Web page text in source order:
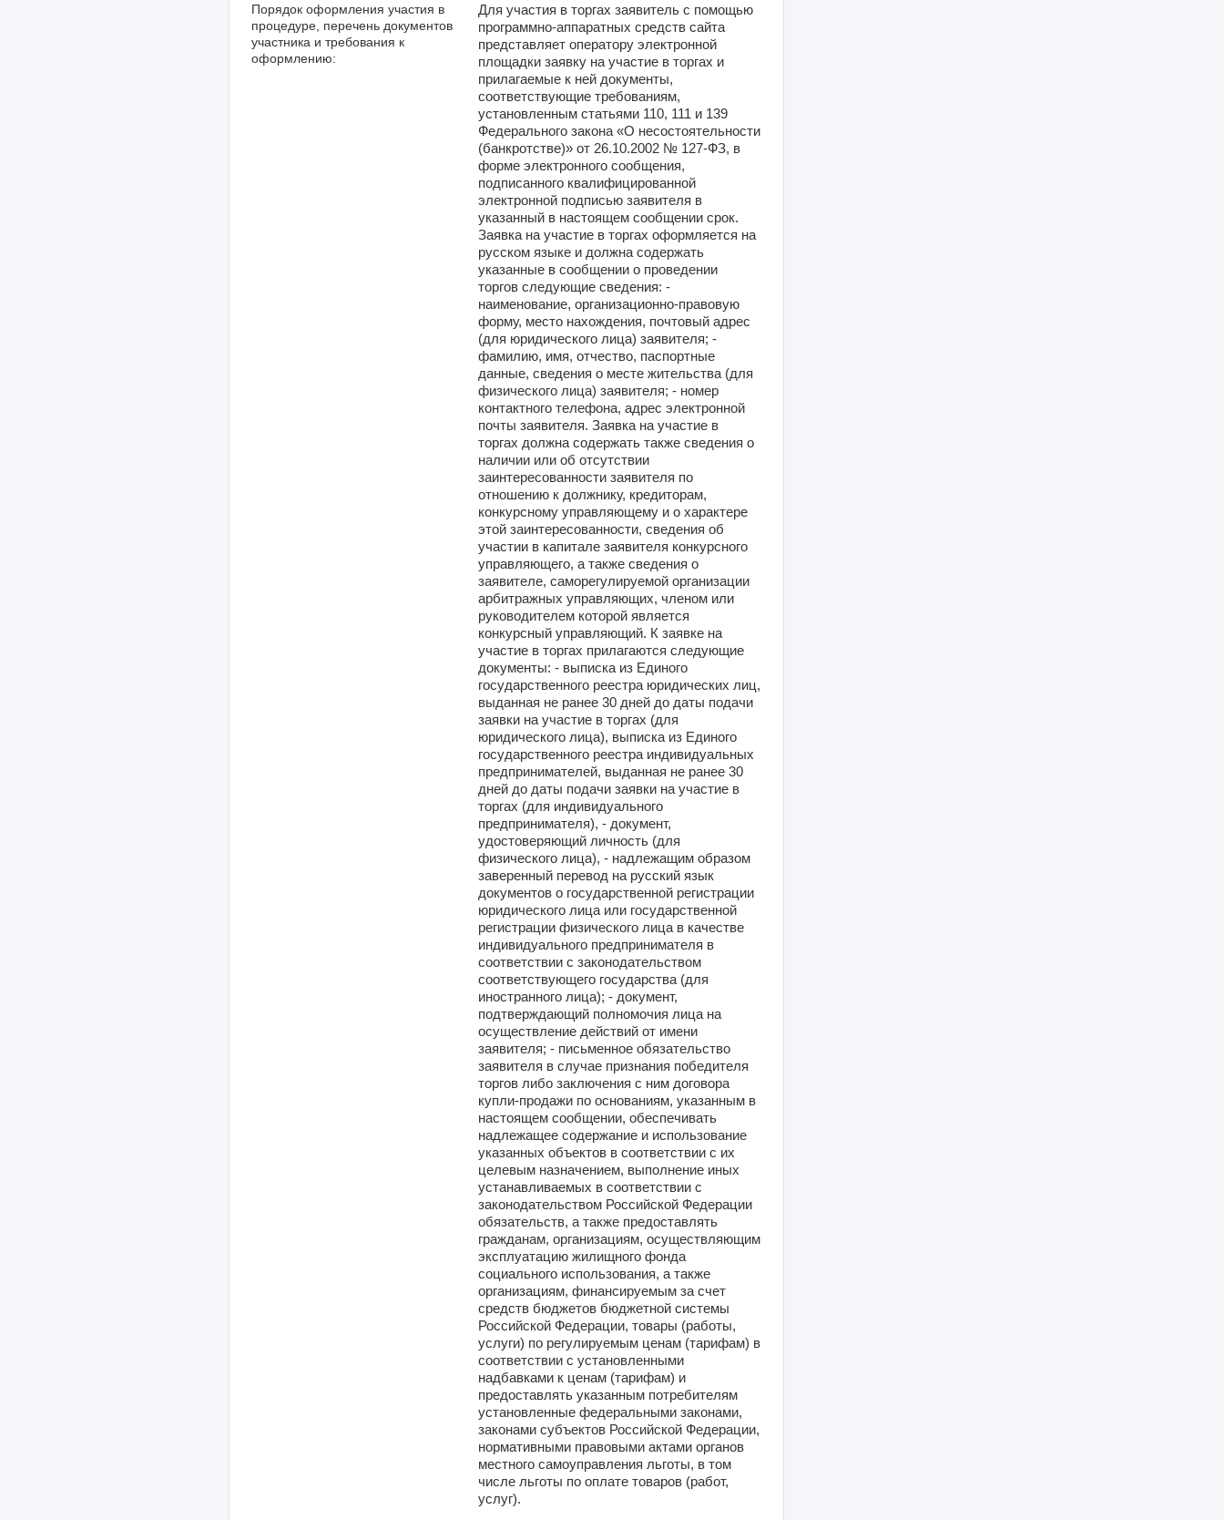
Порядок оформления участия в
процедуре, перечень документов
участника и требования к
оформлению:
Для участия в торгах заявитель с помощью
программно-аппаратных средств сайта
представляет оператору электронной
площадки заявку на участие в торгах и
прилагаемые к ней документы,
соответствующие требованиям,
установленным статьями 110, 111 и 139
Федерального закона «О несостоятельности
(банкротстве)» от 26.10.2002 № 127-ФЗ, в
форме электронного сообщения,
подписанного квалифицированной
электронной подписью заявителя в
указанный в настоящем сообщении срок.
Заявка на участие в торгах оформляется на
русском языке и должна содержать
указанные в сообщении о проведении
торгов следующие сведения: -
наименование, организационно-правовую
форму, место нахождения, почтовый адрес
(для юридического лица) заявителя; -
фамилию, имя, отчество, паспортные
данные, сведения о месте жительства (для
физического лица) заявителя; - номер
контактного телефона, адрес электронной
почты заявителя. Заявка на участие в
торгах должна содержать также сведения о
наличии или об отсутствии
заинтересованности заявителя по
отношению к должнику, кредиторам,
конкурсному управляющему и о характере
этой заинтересованности, сведения об
участии в капитале заявителя конкурсного
управляющего, а также сведения о
заявителе, саморегулируемой организации
арбитражных управляющих, членом или
руководителем которой является
конкурсный управляющий. К заявке на
участие в торгах прилагаются следующие
документы: - выписка из Единого
государственного реестра юридических лиц,
выданная не ранее 30 дней до даты подачи
заявки на участие в торгах (для
юридического лица), выписка из Единого
государственного реестра индивидуальных
предпринимателей, выданная не ранее 30
дней до даты подачи заявки на участие в
торгах (для индивидуального
предпринимателя), - документ,
удостоверяющий личность (для
физического лица), - надлежащим образом
заверенный перевод на русский язык
документов о государственной регистрации
юридического лица или государственной
регистрации физического лица в качестве
индивидуального предпринимателя в
соответствии с законодательством
соответствующего государства (для
иностранного лица); - документ,
подтверждающий полномочия лица на
осуществление действий от имени
заявителя; - письменное обязательство
заявителя в случае признания победителя
торгов либо заключения с ним договора
купли-продажи по основаниям, указанным в
настоящем сообщении, обеспечивать
надлежащее содержание и использование
указанных объектов в соответствии с их
целевым назначением, выполнение иных
устанавливаемых в соответствии с
законодательством Российской Федерации
обязательств, а также предоставлять
гражданам, организациям, осуществляющим
эксплуатацию жилищного фонда
социального использования, а также
организациям, финансируемым за счет
средств бюджетов бюджетной системы
Российской Федерации, товары (работы,
услуги) по регулируемым ценам (тарифам) в
соответствии с установленными
надбавками к ценам (тарифам) и
предоставлять указанным потребителям
установленные федеральными законами,
законами субъектов Российской Федерации,
нормативными правовыми актами органов
местного самоуправления льготы, в том
числе льготы по оплате товаров (работ,
услуг).